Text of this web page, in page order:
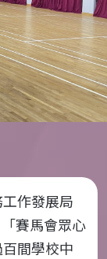
作發展局
賽馬會眾心
間學校中